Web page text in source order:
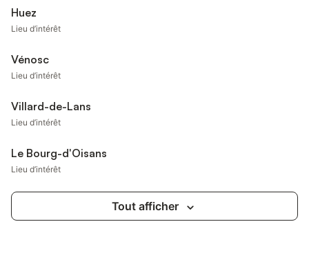
Huez
Lieu d’intérêt
Vénosc
Lieu d’intérêt
Villard-de-Lans
Lieu d’intérêt
Le Bourg-d'Oisans
Lieu d’intérêt
Tout afficher